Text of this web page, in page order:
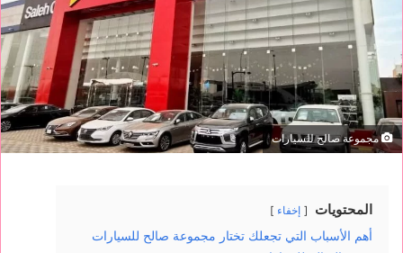
مجموعة صالح للسيارات
المحتويات إخفاء
أهم الأسباب التي تجعلك تختار مجموعة صالح للسيارات